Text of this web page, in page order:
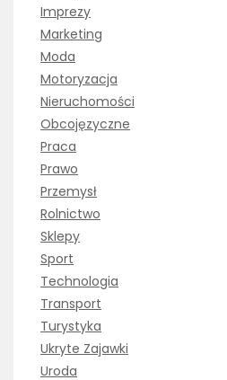
Imprezy
Marketing
Moda
Motoryzacja
Nieruchomości
Obcojęzyczne
Praca
Prawo
Przemysł
Rolnictwo
Sklepy
Sport
Technologia
Transport
Turystyka
Ukryte Zajawki
Uroda